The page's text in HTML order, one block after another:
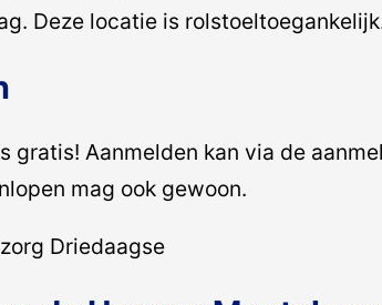
Deze locatie is
gratis! Aanmelden kan via de
mag ook gewoon.